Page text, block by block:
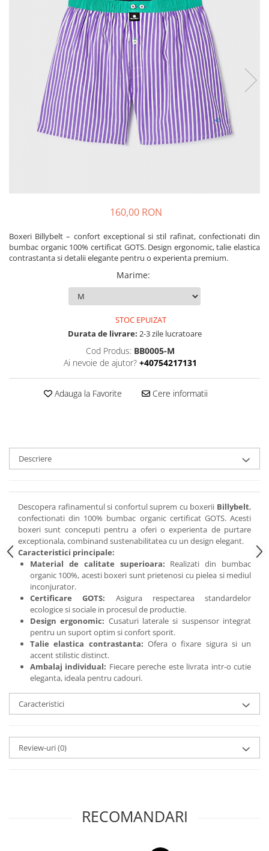
Produse pentru casa
Idei pentru casa
Prosoape bucatarie
160,00 RON
Boxeri Billybelt – confort exceptional si stil rafinat, confectionati din
bumbac organic 100% certificat GOTS. Design ergonomic, talie elastica
contrastanta si detalii elegante pentru o experienta premium.
Marime:
STOC EPUIZAT
Durata de livrare: 2-3 zile lucratoare
Cod Produs: BB0005-M
Ai nevoie de ajutor? +40754217131
Adauga la Favorite Cere informatii
Descriere
Descopera rafinamentul si confortul suprem cu boxerii Billybelt,
confectionati din 100% bumbac organic certificat GOTS. Acesti
boxeri sunt conceputi pentru a oferi o experienta de purtare
exceptionala, combinand sustenabilitatea cu un design elegant.
Caracteristici principale:
Material de calitate superioara: Realizati din bumbac
organic 100%, acesti boxeri sunt prietenosi cu pielea si mediul
inconjurator.
Certificare GOTS: Asigura respectarea standardelor
ecologice si sociale in procesul de productie.
Design ergonomic: Cusaturi laterale si suspensor integrat
pentru un suport optim si confort sporit.
Talie elastica contrastanta: Ofera o fixare sigura si un
accent stilistic distinct.
Ambalaj individual: Fiecare pereche este livrata intr-o cutie
eleganta, ideala pentru cadouri.
Caracteristici
Review-uri(0)
RECOMANDARI